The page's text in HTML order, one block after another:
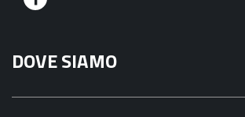
F
c
e
DOVE SIAMO